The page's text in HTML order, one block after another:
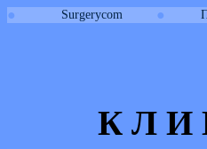
● Surgerycom ●
К Л И